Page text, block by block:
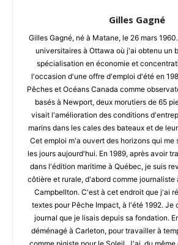
Gilles Gagné
Gilles Gagné, né à Matane, le 26 mars
universitaires à Ottawa où j'ai obtenu un
spécialisation en économie et
l'occasion d'une offre d'emploi d'été en
Pêches et Océans Canada comme
basés à Newport, deux morutiers de 65
visait l'amélioration des conditions
marins dans les cales des bateaux et de
Cet emploi m'a ouvert des horizons qui me
les jours aujourd'hui. En 1989, après avoir
dans l'édition maritime à Québec, je suis
côtière et rurale, d'abord comme journaliste
Campbellton. C'est à cet endroit que j'ai
textes pour Pêche Impact, à l'été 1992. Je
journal que je lisais depuis sa fondation.
déménagé à Carleton, pour travailler à